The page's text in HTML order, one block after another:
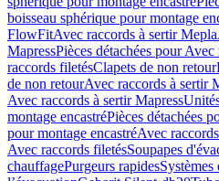
boisseau sphérique pour montage
FlowFitAvec raccords à sertir Mepla
MapressPièces détachées pour
raccords filetésClapets de non retour
de non retourAvec raccords à sertir
Avec raccords à sertir Mapress
montage encastréPièces détachées
pour montage encastréAvec
Avec raccords filetésSoupapes
chauffagePurgeurs rapides